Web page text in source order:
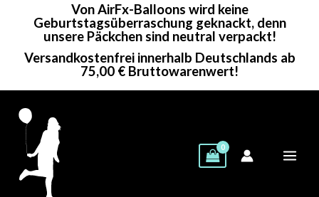
Von AirFx-Balloons wird keine
Geburtstagsüberraschung geknackt, denn
unsere Päckchen sind neutral verpackt!
Versandkostenfrei innerhalb Deutschlands ab
75,00 € Bruttowarenwert!